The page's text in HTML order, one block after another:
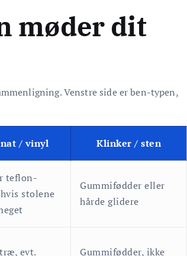
møder dit
Venstre side er ben-typen,
/ vinyl Klinker / sten
teflon-
stolene
Gummifødder eller
hårde glidere
evt. Gummifødder, ikke